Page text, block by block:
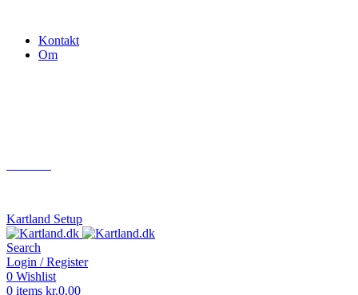
Kontakt
Om
Kartland Setup
Search
Login / Register
0 Wishlist
0 items kr.0.00